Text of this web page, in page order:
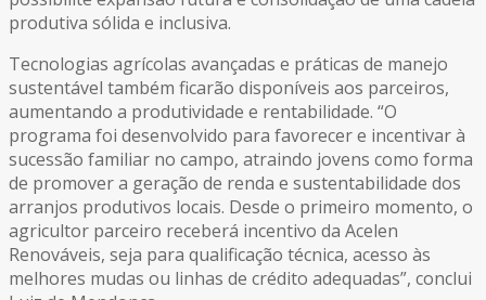
produtiva sólida e inclusiva.
Tecnologias agrícolas avançadas e práticas de manejo
sustentável também ficarão disponíveis aos parceiros,
aumentando a produtividade e rentabilidade. “O
programa foi desenvolvido para favorecer e incentivar à
sucessão familiar no campo, atraindo jovens como forma
de promover a geração de renda e sustentabilidade dos
arranjos produtivos locais. Desde o primeiro momento, o
agricultor parceiro receberá incentivo da Acelen
Renováveis, seja para qualificação técnica, acesso às
melhores mudas ou linhas de crédito adequadas”, conclui